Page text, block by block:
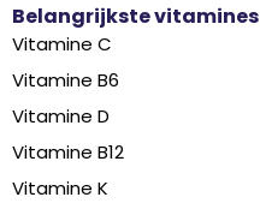
Belangrijkste vitamines
Vitamine C
Vitamine B6
Vitamine D
Vitamine B12
Vitamine K